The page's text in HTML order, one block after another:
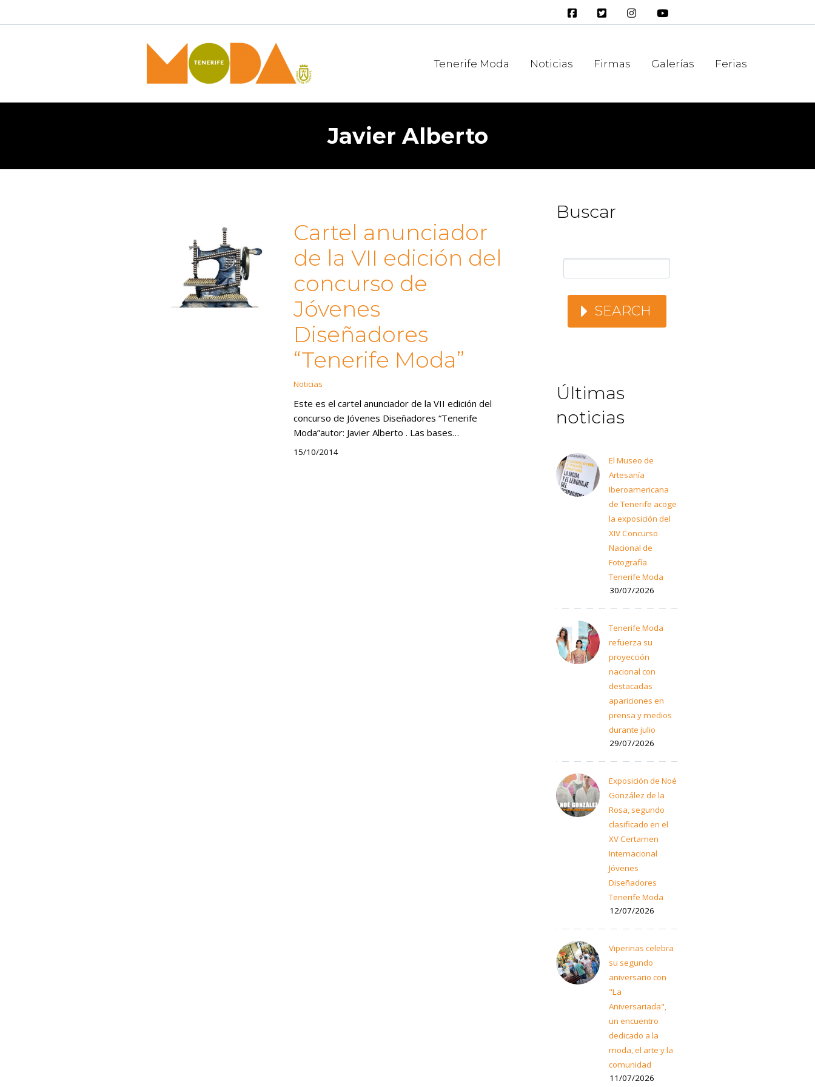
Tenerife Moda Noticias Firmas Galerías Ferias
Javier Alberto
Cartel anunciador
de la VII edición del
concurso de
Jóvenes
Diseñadores
“Tenerife Moda”
Noticias
Este es el cartel anunciador de la VII edición del
concurso de Jóvenes Diseñadores “Tenerife
Moda”autor: Javier Alberto . Las bases…
15/10/2014
Buscar
SEARCH
Últimas
noticias
El Museo de
Artesanía
Iberoamericana
de Tenerife acoge
la exposición del
XIV Concurso
Nacional de
Fotografía
Tenerife Moda
30/07/2026
Tenerife Moda
refuerza su
proyección
nacional con
destacadas
apariciones en
prensa y medios
durante julio
29/07/2026
Exposición de Noé
González de la
Rosa, segundo
clasificado en el
XV Certamen
Internacional
Jóvenes
Diseñadores
Tenerife Moda
12/07/2026
Viperinas celebra
su segundo
aniversario con
"La
Aniversariada",
un encuentro
dedicado a la
moda, el arte y la
comunidad
11/07/2026